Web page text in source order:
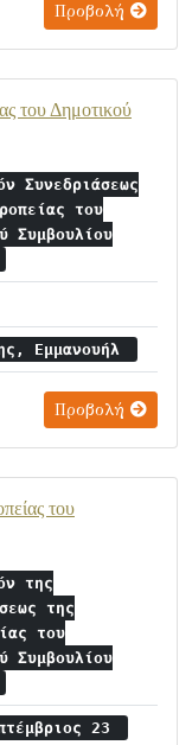
Προβολή
του Δημοτικού
Συνεδριάσεως
του
Συμβουλίου
Εμμανουήλ
Προβολή
του
της
της
του
Συμβουλίου
23